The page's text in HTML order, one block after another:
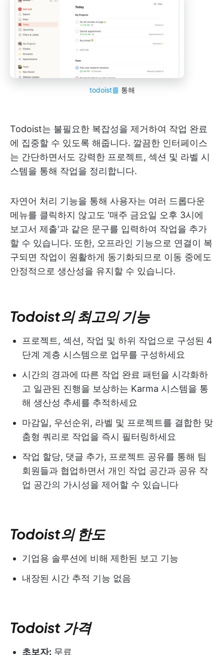
todoist를 통해
Todoist는 불필요한 복잡성을 제거하여 작업 완료
에 집중할 수 있도록 해줍니다. 깔끔한 인터페이스
는 간단하면서도 강력한 프로젝트, 섹션 및 라벨 시
스템을 통해 작업을 정리합니다.
자연어 처리 기능을 통해 사용자는 여러 드롭다운
메뉴를 클릭하지 않고도 '매주 금요일 오후 3시에
보고서 제출'과 같은 문구를 입력하여 작업을 추가
할 수 있습니다. 또한, 오프라인 기능으로 연결이 복
구되면 작업이 원활하게 동기화되므로 이동 중에도
안정적으로 생산성을 유지할 수 있습니다.
Todoist의 최고의 기능
프로젝트, 섹션, 작업 및 하위 작업으로 구성된 4
단계 계층 시스템으로 업무를 구성하세요
시간의 경과에 따른 작업 완료 패턴을 시각화하
고 일관된 진행을 보상하는 Karma 시스템을 통
해 생산성 추세를 추적하세요
마감일, 우선순위, 라벨 및 프로젝트를 결합한 맞
춤형 쿼리로 작업을 즉시 필터링하세요
작업 할당, 댓글 추가, 프로젝트 공유를 통해 팀
회원들과 협업하면서 개인 작업 공간과 공유 작
업 공간의 가시성을 제어할 수 있습니다
Todoist의 한도
기업용 솔루션에 비해 제한된 보고 기능
내장된 시간 추적 기능 없음
Todoist 가격
초보자: 무료